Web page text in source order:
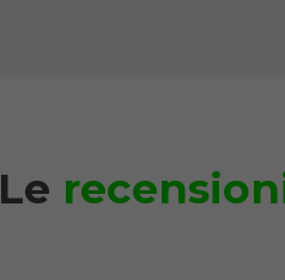
Noleggio Letto
Le